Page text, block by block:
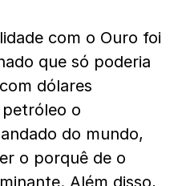
com o Ouro foi
que só poderia
dólares
o
do mundo,
o porquê de o
Além disso,